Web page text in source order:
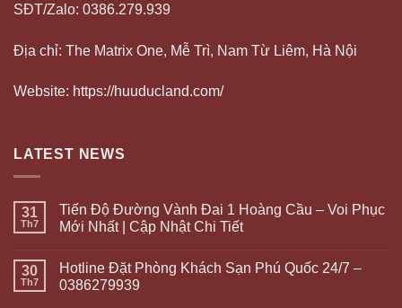
SĐT/Zalo: 0386.279.939
Địa chỉ: The Matrix One, Mễ Trì, Nam Từ Liêm, Hà Nội
Website: https://huuducland.com/
LATEST NEWS
31
Th7
Tiến Độ Đường Vành Đai 1 Hoàng Cầu – Voi Phục
Mới Nhất | Cập Nhật Chi Tiết
30
Th7
Hotline Đặt Phòng Khách Sạn Phú Quốc 24/7 –
0386279939